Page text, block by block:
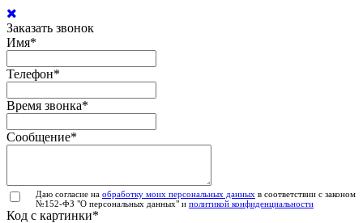
Заказать звонок
Имя*
Телефон*
Время звонка*
Сообщение*
Даю согласие на обработку моих персональных данных в соответствии с законом
№152-ФЗ "О персональных данных" и политикой конфиденциальности
Код с картинки*